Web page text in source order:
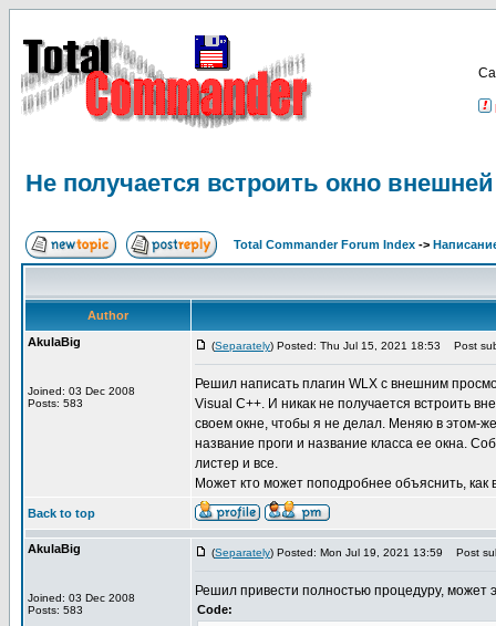
Не получается встроить окно
Total Commander Forum Index ->
Author
AkulaBig
Joined: 03 Dec 2008
Posts: 583
(Separately) Posted: Thu Jul 15, 2021 18:53 Post
Решил написать плагин WLX с внешним
Visual C++. И никак не получается встроить
своем окне, чтобы я не делал. Меняю в этом-
название проги и название класса ее окна.
листер и все.
Может кто может поподробнее объяснить, как
Back to top
AkulaBig
Joined: 03 Dec 2008
Posts: 583
(Separately) Posted: Mon Jul 19, 2021 13:59 Post
Решил привести полностью процедуру, может
Code: